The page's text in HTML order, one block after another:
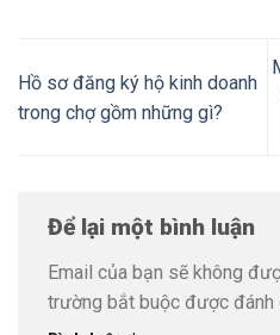
Hồ sơ đăng ký hộ kinh doanh
trong chợ gồm những gì?
Để lại một bình luận
Email của bạn sẽ không
trường bắt buộc được đánh